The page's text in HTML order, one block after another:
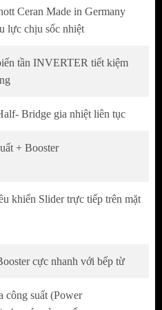
lo bị bỏng hay điện
là một loại kính có chất
năng chịu nhiệt, khả
kính hội tụ, truyền
nhiệt ra môi trường.
nguyên khối, an toàn,
HD28IIvới công
của các sản phẩm
Ceran Made in Germany
lực chịu sốc nhiệt
tần INVERTER tiết kiệm
Bridge gia nhiệt liên tục
+ Booster
khiển Slider trực tiếp trên mặt
cực nhanh với bếp từ
công suất (Power